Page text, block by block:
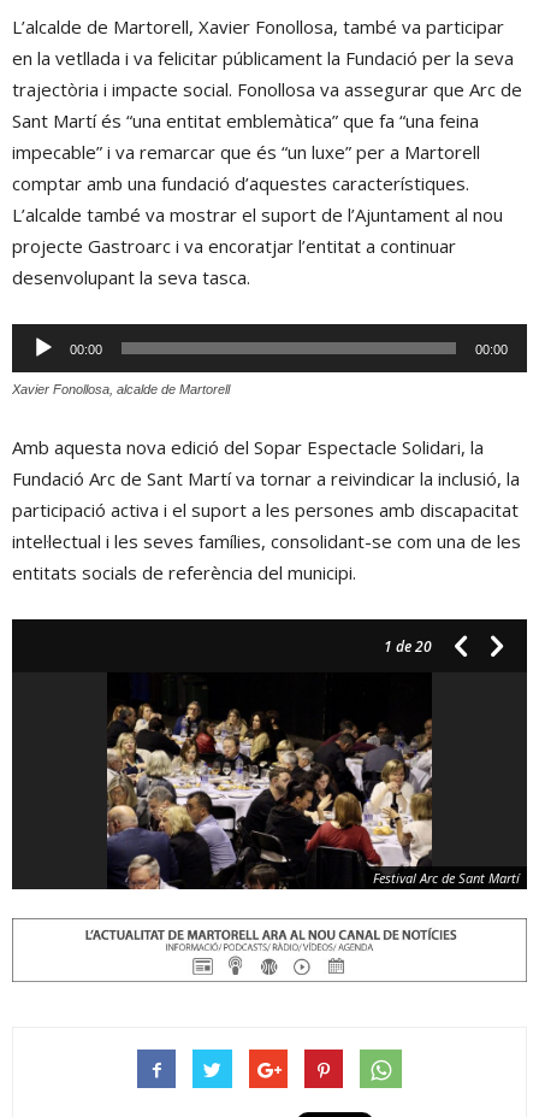
L’alcalde de Martorell, Xavier Fonollosa, també va participar
en la vetllada i va felicitar públicament la Fundació per la seva
trajectòria i impacte social. Fonollosa va assegurar que Arc de
Sant Martí és “una entitat emblemàtica” que fa “una feina
impecable” i va remarcar que és “un luxe” per a Martorell
comptar amb una fundació d’aquestes característiques.
L’alcalde també va mostrar el suport de l’Ajuntament al nou
projecte Gastroarc i va encoratjar l’entitat a continuar
desenvolupant la seva tasca.
Reproductor
d'àudio
00:00 00:00
Xavier Fonollosa, alcalde de Martorell
Amb aquesta nova edició del Sopar Espectacle Solidari, la
Fundació Arc de Sant Martí va tornar a reivindicar la inclusió, la
participació activa i el suport a les persones amb discapacitat
intel·lectual i les seves famílies, consolidant-se com una de les
entitats socials de referència del municipi.
1 de 20
Festival Arc de Sant Martí